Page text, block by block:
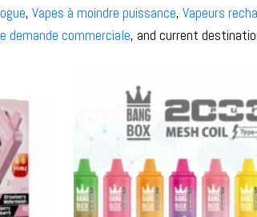
, Vapes à moindre puissance, Vapeurs
demande commerciale, and current